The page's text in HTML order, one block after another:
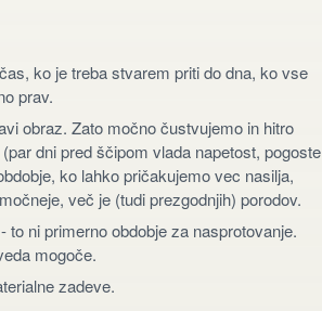
ko je treba stvarem priti do dna, ko vse
prav.
obraz. Zato močno čustvujemo in hitro
dni pred ščipom vlada napetost, pogoste
ko lahko pričakujemo vec nasilja,
več je (tudi prezgodnjih) porodov.
ni primerno obdobje za nasprotovanje.
mogoče.
zadeve.